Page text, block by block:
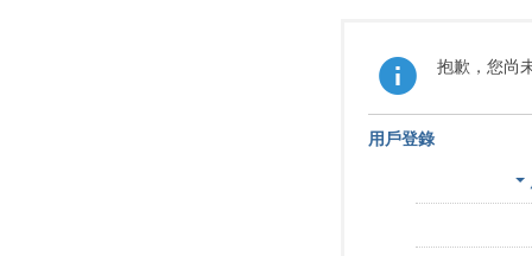
抱歉，您尚
用戶登錄